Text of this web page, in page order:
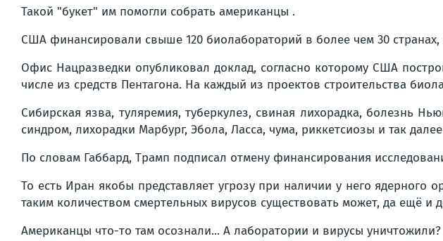
Такой "букет" им помогли собрать американцы .
США финансировали свыше 120 биолабораторий в более чем 30 странах,
Офис Нацразведки опубликовал доклад, согласно которому США
числе из средств Пентагона. На каждый из проектов строительства
Сибирская язва, туляремия, туберкулез, свиная лихорадка, болезнь
синдром, лихорадки Марбург, Эбола, Ласса, чума, риккетсиозы и так
По словам Габбард, Трамп подписал отмену финансирования
То есть Иран якобы представляет угрозу при наличии у него ядерного
таким количеством смертельных вирусов существовать может, да ещё и
Американцы что-то там осознали... А лаборатории и вирусы